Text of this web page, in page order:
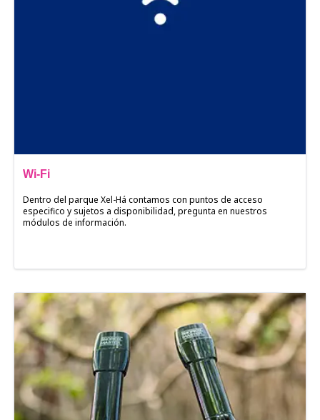
Wi-Fi
Dentro del parque Xel-Há contamos con puntos de acceso
especifico y sujetos a disponibilidad, pregunta en nuestros
módulos de información.